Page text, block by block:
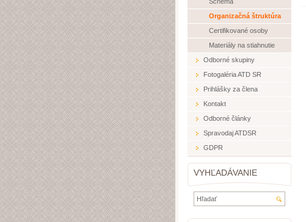
Organizačná štruktúra
Certifikované osoby
Materiály na stiahnutie
Odborné skupiny
Fotogaléria ATD SR
Prihlášky za člena
Kontakt
Odborné články
Spravodaj ATDSR
GDPR
VYHĽADÁVANIE